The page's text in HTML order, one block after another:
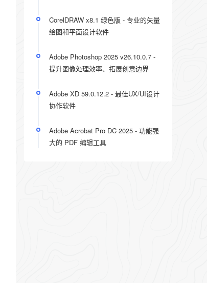
CorelDRAW x8.1 绿色版 - 专业的矢量
绘图和平面设计软件
Adobe Photoshop 2025 v26.10.0.7 -
提升图像处理效率、拓展创意边界
Adobe XD 59.0.12.2 - 最佳UX/UI设计
协作软件
Adobe Acrobat Pro DC 2025 - 功能强
大的 PDF 编辑工具